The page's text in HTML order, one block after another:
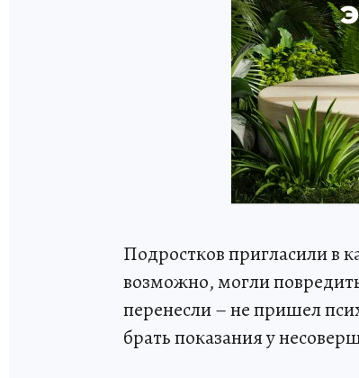
Подростков пригласили в
возможно, могли
перенесли – не пришел
брать показания у